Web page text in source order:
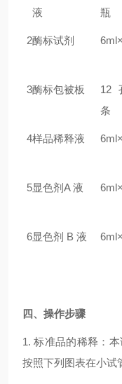
液 瓶
2酶标试剂
3酶标包被板
12
条
4样品稀释液
5显色剂A 液
6显色剂 B 液
四、操作步骤
1. 标准品的稀释：
按照下列图表在小试